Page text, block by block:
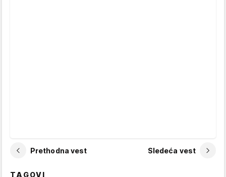
Prethodna vest Sledeća vest
TAGOVI